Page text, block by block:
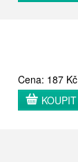
Cena: 187 Kč
KOUPIT